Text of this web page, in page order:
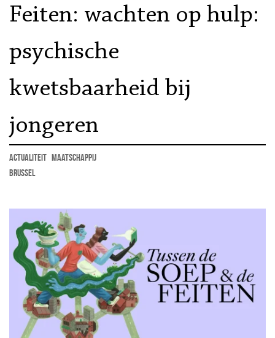
Feiten: wachten op hulp:
psychische
kwetsbaarheid bij
jongeren
actualiteit maatschappij
Brussel